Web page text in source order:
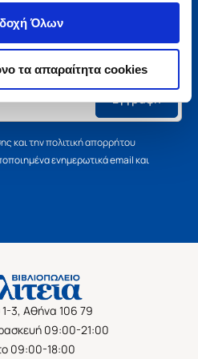
Όλων
τα απαραίτητα cookies
της Πολιτείας
μας και μάθετε πρώτοι όλα τα
τιμές και τις εκδηλώσεις μας.
Εγγραφή
και την πολιτική απορρήτου
ενημερωτικά email και
3, Αθήνα 106 79
09:00-21:00
09:00-18:00